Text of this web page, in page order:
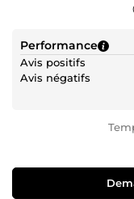
Performance
Avis positifs
Avis négatifs